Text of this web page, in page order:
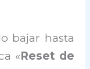
bajar hasta
«Reset de